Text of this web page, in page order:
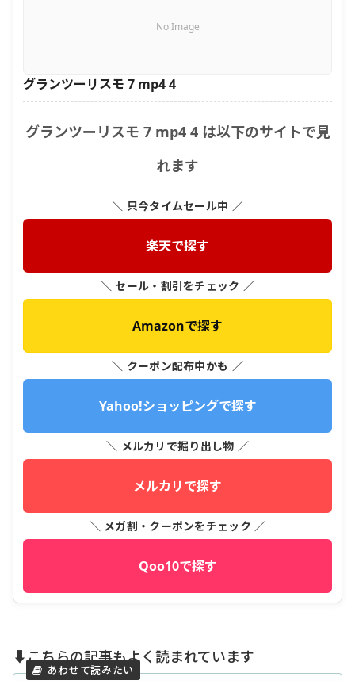
No Image
グランツーリスモ 7 mp4 4
グランツーリスモ 7 mp4 4 は以下のサイトで見
れます
＼ 只今タイムセール中 ／
楽天で探す
＼ セール・割引をチェック ／
Amazonで探す
＼ クーポン配布中かも ／
Yahoo!ショッピングで探す
＼ メルカリで掘り出し物 ／
メルカリで探す
＼ メガ割・クーポンをチェック ／
Qoo10で探す
⬇️こちらの記事もよく読まれています